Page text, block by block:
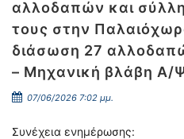
αλλοδαπών και
τους στην
διάσωση 27
– Μηχανική βλάβη Α/
07/06/2026 7:02 μμ.
Συνέχεια ενημέρωσης: